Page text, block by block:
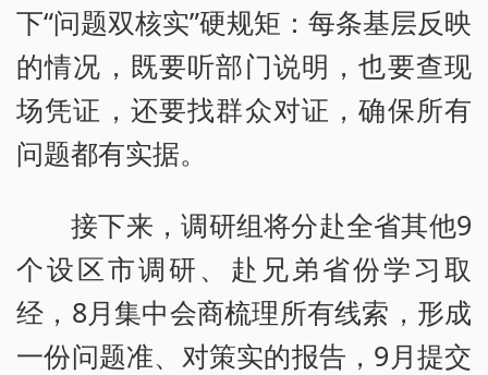
下“问题双核实”硬规矩：每条基层反映
的情况，既要听部门说明，也要查现
场凭证，还要找群众对证，确保所有
问题都有实据。
接下来，调研组将分赴全省其他9
个设区市调研、赴兄弟省份学习取
经，8月集中会商梳理所有线索，形成
一份问题准、对策实的报告，9月提交